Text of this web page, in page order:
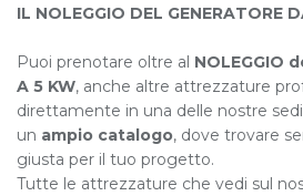
IL NOLEGGIO DEL GENERATORE
Puoi prenotare oltre al NOLEGGIO
A 5 KW, anche altre attrezzature
direttamente in una delle nostre
un ampio catalogo, dove trovare
giusta per il tuo progetto.
Tutte le attrezzature che vedi sul